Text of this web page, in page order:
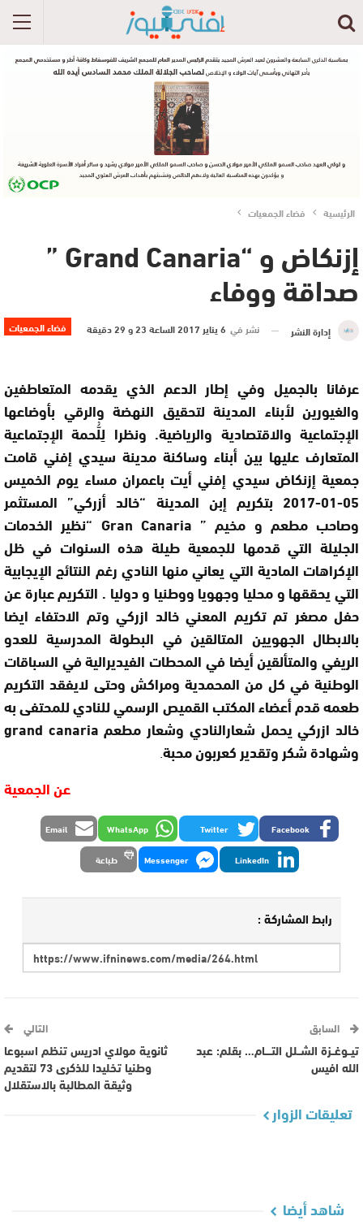
الرئيسية فضاء الجمعيات
إزنكاض و “Grand Canaria ”
صداقة ووفاء
فضاء الجمعيات إدارة النشر نشر في 6 يناير 2017 الساعة 23 و 29 دقيقة
عرفانا بالجميل وفي إطار الدعم الذي يقدمه المتعاطفين
والغيورين لأبناء المدينة لتحقيق النهضة والرقي بأوضاعها
الإجتماعية والاقتصادية والرياضية. ونظرا لِلُّحمة الإجتماعية
المتعارف عليها بين أبناء وساكنة مدينة سيدي إفني قامت
جمعية إزنكاض سيدي إفني أيت باعمران مساء يوم الخميس
05-01-2017 بتكريم إبن المدينة “خالد أزركي” المستثمر
وصاحب مطعم و مخيم ” Gran Canaria “نظير الخدمات
الجليلة التي قدمها للجمعية طيلة هذه السنوات في ظل
الإكراهات المادية التي يعاني منها النادي رغم النتائج الإيجابية
التي يحققها و محليا وجهويا ووطنيا و دوليا . التكريم عبارة عن
حفل مصغر تم تكريم المعني خالد ازركي وتم الاحتفاء ايضا
بالابطال الجهويين المتالقين في البطولة المدرسية للعدو
الريفي والمتألقين أيضا في المحطات الفيديرالية في السباقات
الوطنية في كل من المحمدية ومراكش وحتى لايفقد التكريم
طعمه قدم أعضاء المكتب القميص الرسمي للنادي للمحتفى به
خالد ازركي يحمل شعارالنادي وشعار مطعم grand canaria
وشهادة شكر وتقدير كعربون محبة.
عن الجمعية
Facebook
Twitter
WhatsApp
Email
LinkedIn
Messenger طباعة
رابط المشاركة :
السابق
تيــوغــزة الشــلل التــــام… بقلم: عبد
الله افيس
التالي
ثانوية مولاي ادريس تنظم اسبوعا
وطنيا تخليدا للذكرى 73 لتقديم
وثيقة المطالبة بالاستقلال
تعليقات الزوار
شاهد أيضا